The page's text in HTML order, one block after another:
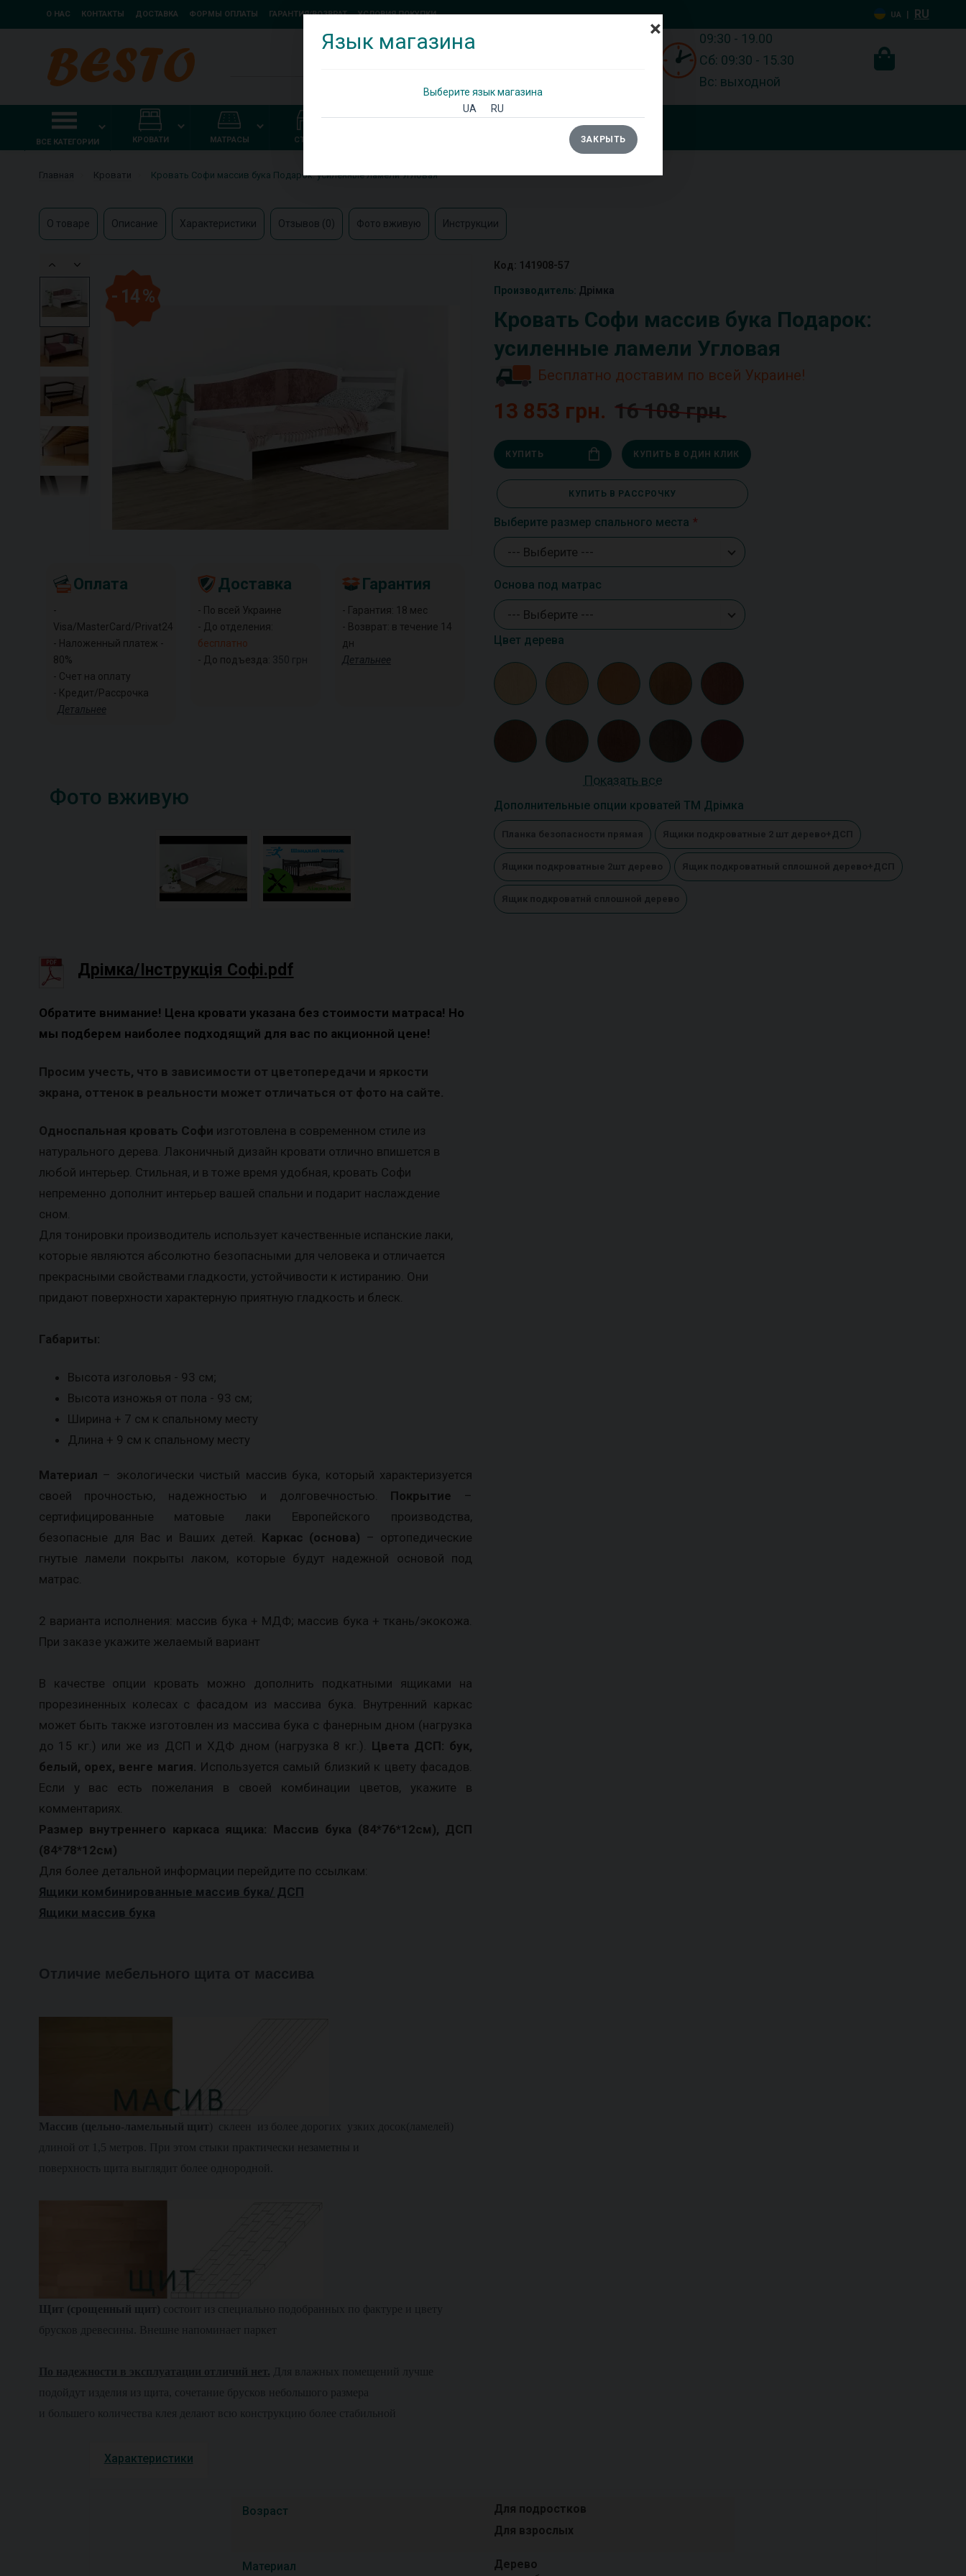
О НАС КОНТАКТЫ ДОСТАВКА ФОРМЫ ОПЛАТЫ ГАРАНТИЯ/ВОЗВРАТ УСЛОВИЯ ПОКУПКИ UA | RU
09:30 - 19.00
Сб: 09:30 - 15.30
Вс: выходной
ВСЕ КАТЕГОРИИ КРОВАТИ МАТРАСЫ СТОЛЫ ТУМБЫ/КОМОДЫ
Главная Кровати Кровать Софи массив бука Подарок: усиленные ламели Угловая
×
Язык магазина
Выберите язык магазина
UA
RU
ЗАКРЫТЬ
О товаре Описание Характеристики Отзывов (0) Фото вживую Инструкции
- 14 %
Оплата
-
Visa/MasterCard/Privat24
- Наложенный платеж -
80%
- Счет на оплату
- Кредит/Рассрочка
Детальнее
Доставка
- По всей Украине
- До отделения:
бесплатно
- До подъезда: 350 грн
Гарантия
- Гарантия: 18 мес
- Возврат: в течение 14
дн
Детальнее
Фото вживую
Дрімка/Інструкція Софі.pdf
Обратите внимание! Цена кровати указана без стоимости матраса! Но
мы подберем наиболее подходящий для вас по акционной цене!
Просим учесть, что в зависимости от цветопередачи и яркости
экрана, оттенок в реальности может отличаться от фото на сайте.
Односпальная кровать Софи изготовлена в современном стиле из
натурального дерева. Лаконичный дизайн кровати отлично впишется в
любой интерьер. Стильная, и в тоже время удобная, кровать Софи
непременно дополнит интерьер вашей спальни и подарит наслаждение
сном.
Для тонировки производитель использует качественные испанские лаки,
которые являются абсолютно безопасными для человека и отличается
прекрасными свойствами гладкости, устойчивости к истиранию. Они
придают поверхности характерную приятную гладкость и блеск.
Габариты:
Высота изголовья - 93 см;
Высота изножья от пола - 93 см;
Ширина + 7 см к спальному месту
Длина + 9 см к спальному месту
Материал – экологически чистый массив бука, который характеризуется
своей прочностью, надежностью и долговечностью. Покрытие –
сертифицированные матовые лаки Европейского производства,
безопасные для Вас и Ваших детей. Каркас (основа) – ортопедические
гнутые ламели покрыты лаком, которые будут надежной основой под
матрас.
2 варианта исполнения: массив бука + МДФ; массив бука + ткань/экокожа.
При заказе укажите желаемый вариант
В качестве опции кровать можно дополнить подкатными ящиками на
прорезиненных колесах с фасадом из массива бука. Внутренний каркас
может быть также изготовлен из массива бука с фанерным дном (нагрузка
до 15 кг.) или же из ДСП и ХДФ дном (нагрузка 8 кг.). Цвета ДСП: бук,
белый, орех, венге магия. Используется самый близкий к цвету фасадов.
Если у вас есть пожелания в своей комбинации цветов, укажите в
комментариях.
Размер внутреннего каркаса ящика: Массив бука (84*76*12см), ДСП
(84*78*12см)
Для более детальной информации перейдите по ссылкам:
Ящики комбинированные массив бука/ ДСП
Ящики массив бука
Отличие мебельного щита от массива
Массив (цельно-ламельный щит ) склеен из более дорогих узких досок(ламелей)
длиной от 1,5 метров. При этом стыки практически незаметны и
поверхность щита выглядит более однородной.
Щит (срощенный щит) состоит из специально подобранных по фактуре и цвету
брусков древесины. Внешне напоминает паркет
По надежности в эксплуатации отличий нет. Для влажных помещений лучше
подойдут изделия из щита, сочетание брусков небольшого размера
и большего количества клея делают всю конструкцию более стабильной
Код: 141908-57
Производитель: Дрімка
Кровать Софи массив бука Подарок:
усиленные ламели Угловая
Бесплатно доставим по всей Украине!
13 853 грн. 16 108 грн.
КУПИТЬ КУПИТЬ В ОДИН КЛИК
КУПИТЬ В РАССРОЧКУ
Выберите размер спального места
--- Выберите ---
Основа под матрас
--- Выберите ---
Цвет дерева
Показать все
Дополнительные опции кроватей ТМ Дрімка
Планка безопасности прямая Ящики подкроватные 2 шт дерево+ДСП
Ящики подкроватные 2шт дерево Ящик подкроватный сплошной дерево+ДСП
Ящик подкроватнй сплошной дерево
Характеристики
Возраст
Для подростков
Для взрослых
Материал Дерево